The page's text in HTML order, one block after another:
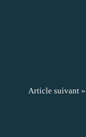
Article suivant »